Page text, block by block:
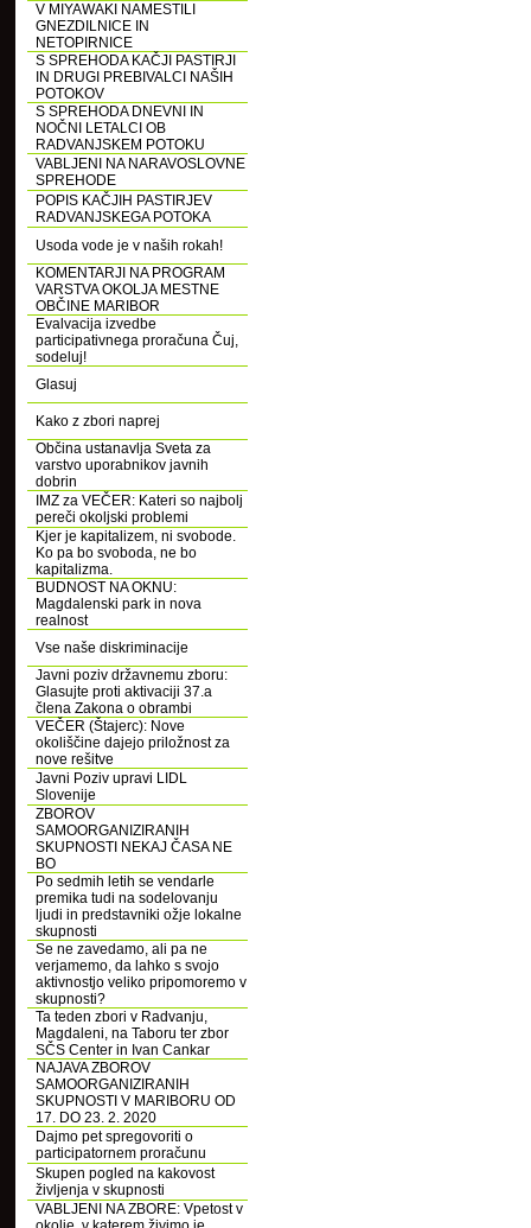
V MIYAWAKI NAMESTILI
GNEZDILNICE IN
NETOPIRNICE
S SPREHODA KAČJI PASTIRJI
IN DRUGI PREBIVALCI NAŠIH
POTOKOV
S SPREHODA DNEVNI IN
NOČNI LETALCI OB
RADVANJSKEM POTOKU
VABLJENI NA NARAVOSLOVNE
SPREHODE
POPIS KAČJIH PASTIRJEV
RADVANJSKEGA POTOKA
Usoda vode je v naših rokah!
KOMENTARJI NA PROGRAM
VARSTVA OKOLJA MESTNE
OBČINE MARIBOR
Evalvacija izvedbe
participativnega proračuna Čuj,
sodeluj!
Glasuj
Kako z zbori naprej
Občina ustanavlja Sveta za
varstvo uporabnikov javnih
dobrin
IMZ za VEČER: Kateri so najbolj
pereči okoljski problemi
Kjer je kapitalizem, ni svobode.
Ko pa bo svoboda, ne bo
kapitalizma.
BUDNOST NA OKNU:
Magdalenski park in nova
realnost
Vse naše diskriminacije
Javni poziv državnemu zboru:
Glasujte proti aktivaciji 37.a
člena Zakona o obrambi
VEČER (Štajerc): Nove
okoliščine dajejo priložnost za
nove rešitve
Javni Poziv upravi LIDL
Slovenije
ZBOROV
SAMOORGANIZIRANIH
SKUPNOSTI NEKAJ ČASA NE
BO
Po sedmih letih se vendarle
premika tudi na sodelovanju
ljudi in predstavniki ožje lokalne
skupnosti
Se ne zavedamo, ali pa ne
verjamemo, da lahko s svojo
aktivnostjo veliko pripomoremo v
skupnosti?
Ta teden zbori v Radvanju,
Magdaleni, na Taboru ter zbor
SČS Center in Ivan Cankar
NAJAVA ZBOROV
SAMOORGANIZIRANIH
SKUPNOSTI V MARIBORU OD
17. DO 23. 2. 2020
Dajmo pet spregovoriti o
participatornem proračunu
Skupen pogled na kakovost
življenja v skupnosti
VABLJENI NA ZBORE: Vpetost v